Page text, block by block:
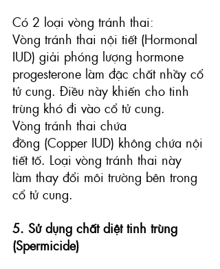
Có 2 loại vòng tránh thai:
Vòng tránh thai nội tiết (Hormonal
IUD) giải phóng lượng hormone
progesterone làm đặc chất nhầy cổ
tử cung. Điều này khiến cho tinh
trùng khó đi vào cổ tử cung.
Vòng tránh thai chứa
đồng (Copper IUD) không chứa nội
tiết tố. Loại vòng tránh thai này
làm thay đổi môi trường bên trong
cổ tử cung.
5. Sử dụng chất diệt tinh trùng
(Spermicide)